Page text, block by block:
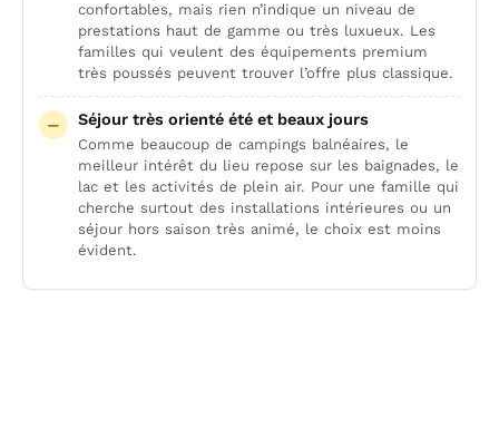
confortables, mais rien n’indique un niveau de
prestations haut de gamme ou très luxueux. Les
familles qui veulent des équipements premium
très poussés peuvent trouver l’offre plus classique.
Séjour très orienté été et beaux jours
Comme beaucoup de campings balnéaires, le
meilleur intérêt du lieu repose sur les baignades, le
lac et les activités de plein air. Pour une famille qui
cherche surtout des installations intérieures ou un
séjour hors saison très animé, le choix est moins
évident.